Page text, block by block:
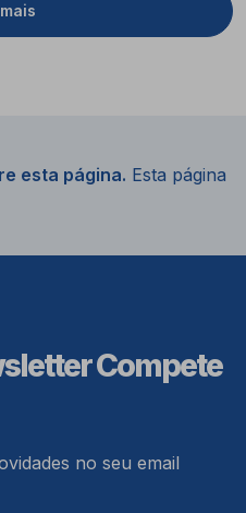
esta página. Esta página
Compete
no seu email